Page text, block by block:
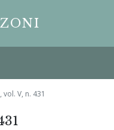
vol. V, n. 431